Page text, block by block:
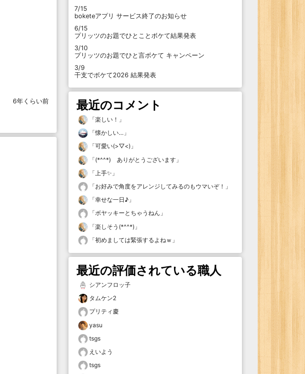
6年くらい前
7/15
boketeアプリ サービス終了のお知らせ
6/15
プリッツのお題でひとことボケて結果発表
3/10
プリッツのお題でひと言ボケて キャンペーン
3/9
干支でボケて2026 結果発表
最近のコメント
「楽しい！ 」
「懐かしい… 」
「可愛い(>▽<) 」
「(*^^*) ありがとうございます 」
「 上手✨ 」
「お好みで角度をアレンジしてみるのもウマいぞ！ 」
「幸せな一日♪ 」
「ボヤッキーとちゃうねん 」
「楽しそう(*^^*) 」
「初めましては緊張するよねｗ 」
最近の評価されている職人
シアンフロッ子
タムケン2
プリティ慶
yasu
tsgs
えいよう
tsgs